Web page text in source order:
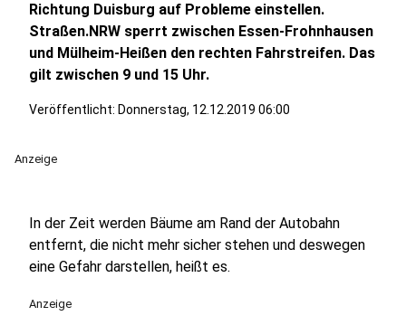
Richtung Duisburg auf Probleme einstellen.
Straßen.NRW sperrt zwischen Essen-Frohnhausen
und Mülheim-Heißen den rechten Fahrstreifen. Das
gilt zwischen 9 und 15 Uhr.
Veröffentlicht: Donnerstag, 12.12.2019 06:00
Anzeige
In der Zeit werden Bäume am Rand der Autobahn
entfernt, die nicht mehr sicher stehen und deswegen
eine Gefahr darstellen, heißt es.
Anzeige